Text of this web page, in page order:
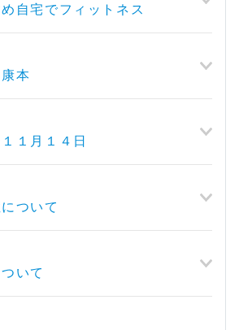
自宅でフィットネス
本
１月１４日
ついて
いて